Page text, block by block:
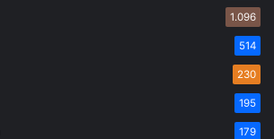
1.096
514
230
195
179